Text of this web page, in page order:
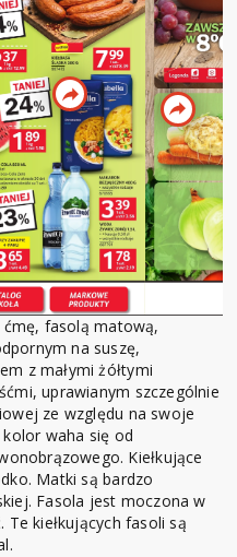
fasolą matową,
na suszę,
z małymi żółtymi
uprawianym szczególnie
ze względu na swoje
waha się od
Kiełkujące
Matki są bardzo
Fasola jest moczona w
Te kiełkujących fasoli są